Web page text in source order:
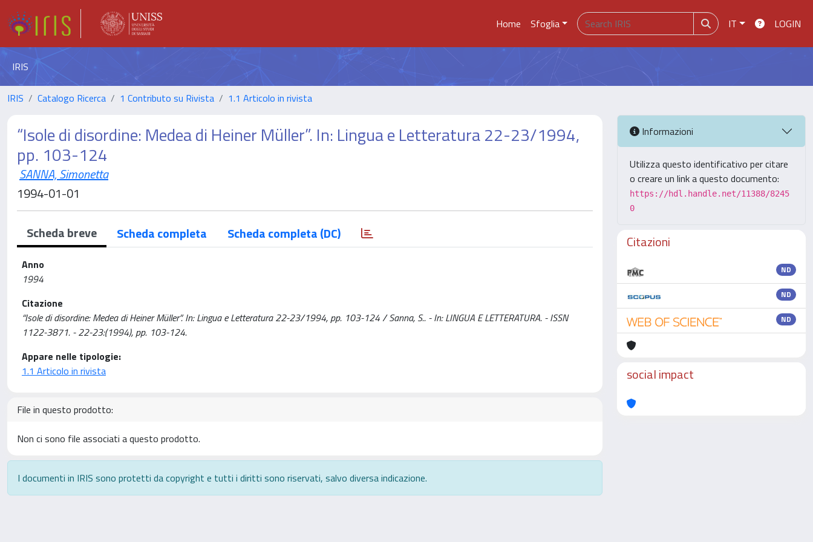
Home Sfoglia IT LOGIN
IRIS
IRIS Catalogo Ricerca 1 Contributo su Rivista 1.1 Articolo in rivista
“Isole di disordine: Medea di Heiner Müller”. In: Lingua e Letteratura 22-23/1994,
pp. 103-124
SANNA, Simonetta
1994-01-01
Scheda breve Scheda completa Scheda completa (DC)
Anno
1994
Citazione
“Isole di disordine: Medea di Heiner Müller”. In: Lingua e Letteratura 22-23/1994, pp. 103-124 / Sanna, S.. - In: LINGUA E LETTERATURA. - ISSN
1122-3871. - 22-23:(1994), pp. 103-124.
Appare nelle tipologie:
1.1 Articolo in rivista
File in questo prodotto:
Non ci sono file associati a questo prodotto.
I documenti in IRIS sono protetti da copyright e tutti i diritti sono riservati, salvo diversa indicazione.
Informazioni
Utilizza questo identificativo per citare
o creare un link a questo documento:
https://hdl.handle.net/11388/8245
0
Citazioni
ND
ND
ND
social impact